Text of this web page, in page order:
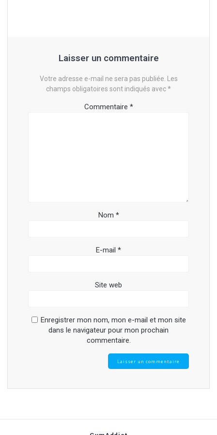
Laisser un commentaire
Votre adresse e-mail ne sera pas publiée. Les
champs obligatoires sont indiqués avec*
Commentaire *
Nom *
E-mail *
Site web
Enregistrer mon nom, mon e-mail et mon site
dans le navigateur pour mon prochain
commentaire.